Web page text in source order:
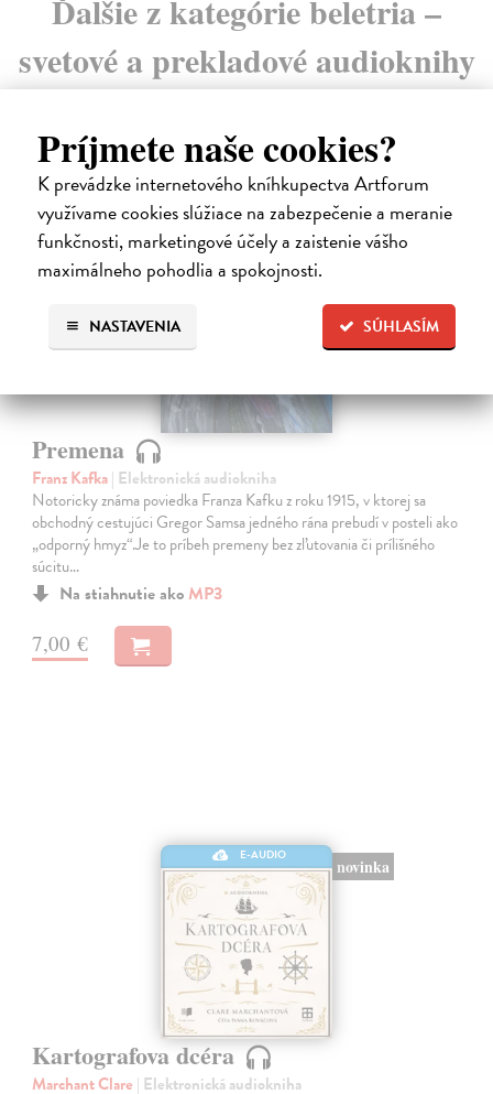
Príjmete naše cookies?
K prevádzke internetového kníhkupectva Artforum
využívame cookies slúžiace na zabezpečenie a meranie
funkčnosti, marketingové účely a zaistenie vášho
maximálneho pohodlia a spokojnosti.
SÚHLASÍM
NASTAVENIA
Ďalšie z kategórie beletria –
svetové a prekladové audioknihy
E-AUDIO
Premena
Franz Kafka| Elektronická audiokniha
Notoricky známa poviedka Franza Kafku z roku 1915, v ktorej sa
obchodný cestujúci Gregor Samsa jedného rána prebudí v posteli ako
„odporný hmyz“.Je to príbeh premeny bez zľutovania či prílišného
súcitu…
Na stiahnutie ako MP3
7,00 €
E-AUDIO
novinka
Kartografova dcéra
Marchant Clare | Elektronická audiokniha